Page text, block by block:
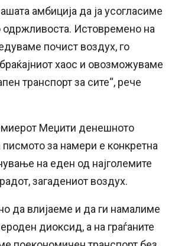
амбиција да ја усогласиме
одржливоста. Истовремено на
почист воздух, го
хаос и овозможуваме
транспорт за сите“, рече
Меџити денешното
за намери е конкретна
на еден од најголемите
загадениот воздух.
да влијаеме и да ги намалиме
диоксид, а на граѓаните